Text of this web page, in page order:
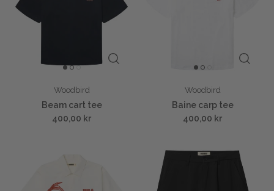
Woodbird
Beam cart tee
400,00 kr
Woodbird
Baine carp tee
400,00 kr